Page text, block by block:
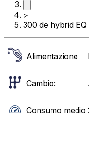
>
300 de hybrid
Alimentazione
Cambio:
Consumo medio